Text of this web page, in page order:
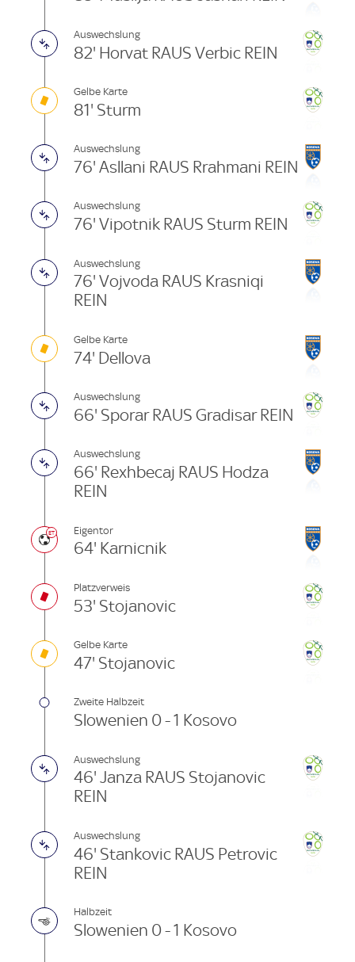
Auswechslung
82' Horvat RAUS Verbic REIN
Gelbe Karte
81' Sturm
Auswechslung
76' Asllani RAUS Rrahmani REIN
Auswechslung
76' Vipotnik RAUS Sturm REIN
Auswechslung
76' Vojvoda RAUS Krasniqi
REIN
Gelbe Karte
74' Dellova
Auswechslung
66' Sporar RAUS Gradisar REIN
Auswechslung
66' Rexhbecaj RAUS Hodza
REIN
Eigentor
64' Karnicnik
Platzverweis
53' Stojanovic
Gelbe Karte
47' Stojanovic
Zweite Halbzeit
Slowenien 0 - 1 Kosovo
Auswechslung
46' Janza RAUS Stojanovic
REIN
Auswechslung
46' Stankovic RAUS Petrovic
REIN
Halbzeit
Slowenien 0 - 1 Kosovo